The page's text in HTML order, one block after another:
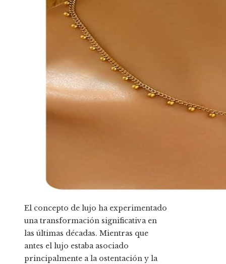
El concepto de lujo ha experimentado
una transformación significativa en
las últimas décadas. Mientras que
antes el lujo estaba asociado
principalmente a la ostentación y la